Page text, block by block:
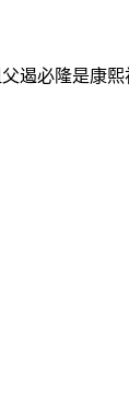
遏必隆是康